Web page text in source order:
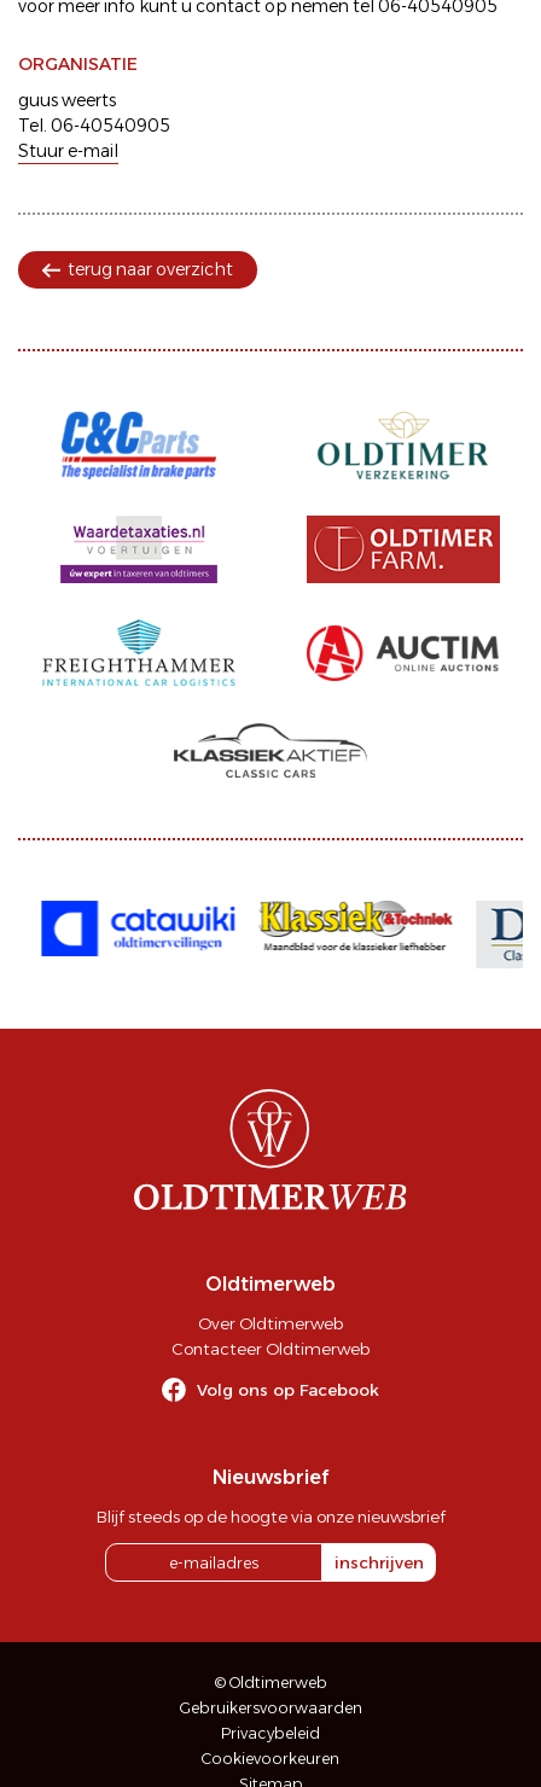
voor meer info kunt u contact op nemen tel 06-40540905
ORGANISATIE
guus weerts
Tel. 06-40540905
Stuur e-mail
terug naar overzicht
Oldtimerweb
Over Oldtimerweb
Contacteer Oldtimerweb
Volg ons op Facebook
Nieuwsbrief
Blijf steeds op de hoogte via onze nieuwsbrief
inschrijven
© Oldtimerweb
Gebruikersvoorwaarden
Privacybeleid
Cookievoorkeuren